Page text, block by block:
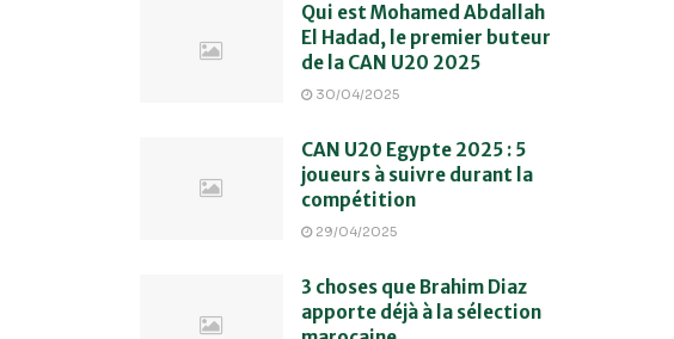
Qui est Mohamed Abdallah
El Hadad, le premier buteur
de la CAN U20 2025
30/04/2025
CAN U20 Egypte 2025 : 5
joueurs à suivre durant la
compétition
29/04/2025
3 choses que Brahim Diaz
apporte déjà à la sélection